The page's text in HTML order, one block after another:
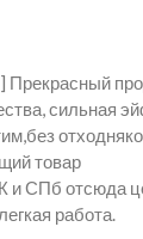
Прекрасный
сильная
товар
и СПб отсюда
работа.